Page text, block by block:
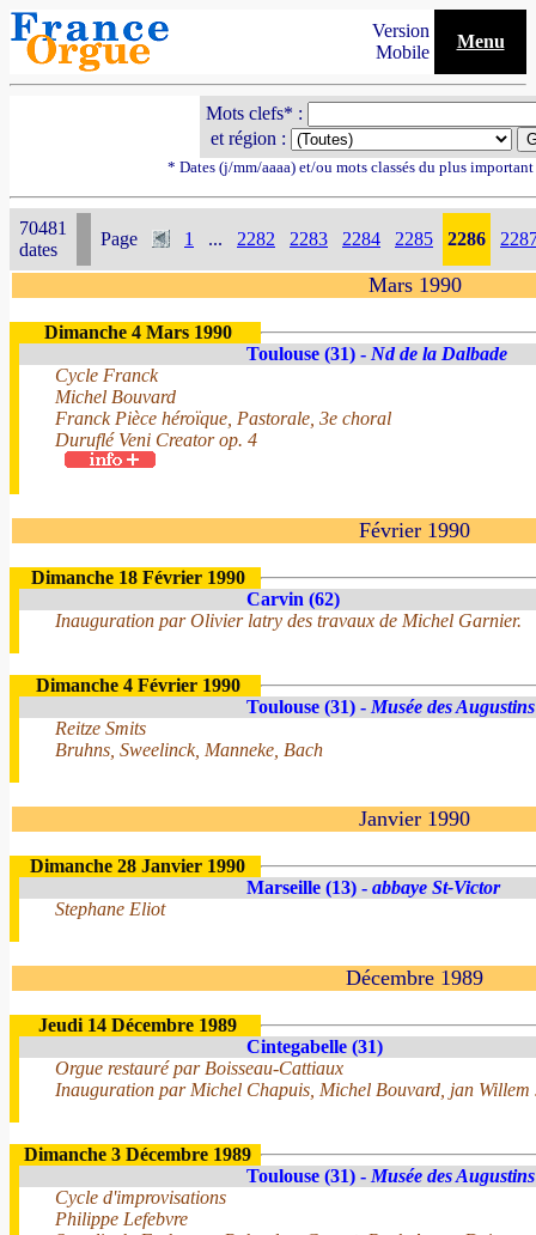
Version
Mobile
Menu
Mots clefs* :
et région :
* Dates (j/mm/aaaa) et/ou mots classés du plus
70481
dates
Page 1 ... 2282 2283 2284 2285 2286
Mars 1990
Dimanche 4 Mars 1990
Toulouse (31) - Nd de la Dalbade
Cycle Franck
Michel Bouvard
Franck Pièce héroïque, Pastorale, 3e choral
Duruflé Veni Creator op. 4
Février 1990
Dimanche 18 Février 1990
Carvin (62)
Inauguration par Olivier latry des travaux de Michel Garnier.
Dimanche 4 Février 1990
Toulouse (31) - Musée des Augustins
Reitze Smits
Bruhns, Sweelinck, Manneke, Bach
Janvier 1990
Dimanche 28 Janvier 1990
Marseille (13) - abbaye St-Victor
Stephane Eliot
Décembre 1989
Jeudi 14 Décembre 1989
Cintegabelle (31)
Orgue restauré par Boisseau-Cattiaux
Inauguration par Michel Chapuis, Michel Bouvard, jan Willem
Dimanche 3 Décembre 1989
Toulouse (31) - Musée des Augustins
Cycle d'improvisations
Philippe Lefebvre